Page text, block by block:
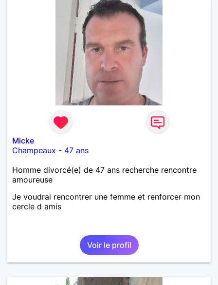
Micke
Champeaux - 47 ans
Homme divorcé(e) de 47 ans recherche rencontre
amoureuse
Je voudrai rencontrer une femme et renforcer mon
cercle d amis
Voir le profil